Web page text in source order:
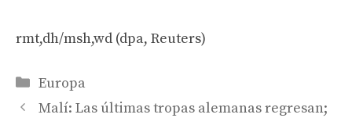
rmt,dh/msh,wd (dpa, Reuters)
Categories
Europa
Malí: Las últimas tropas alemanas regresan;